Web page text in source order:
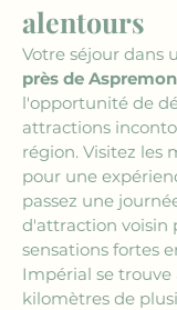
alentours
Votre séjour dans
près de
l'opportunité de
attractions
région. Visitez les
pour une
passez une
d'attraction voisin
sensations fortes
Impérial se trouve
kilomètres de